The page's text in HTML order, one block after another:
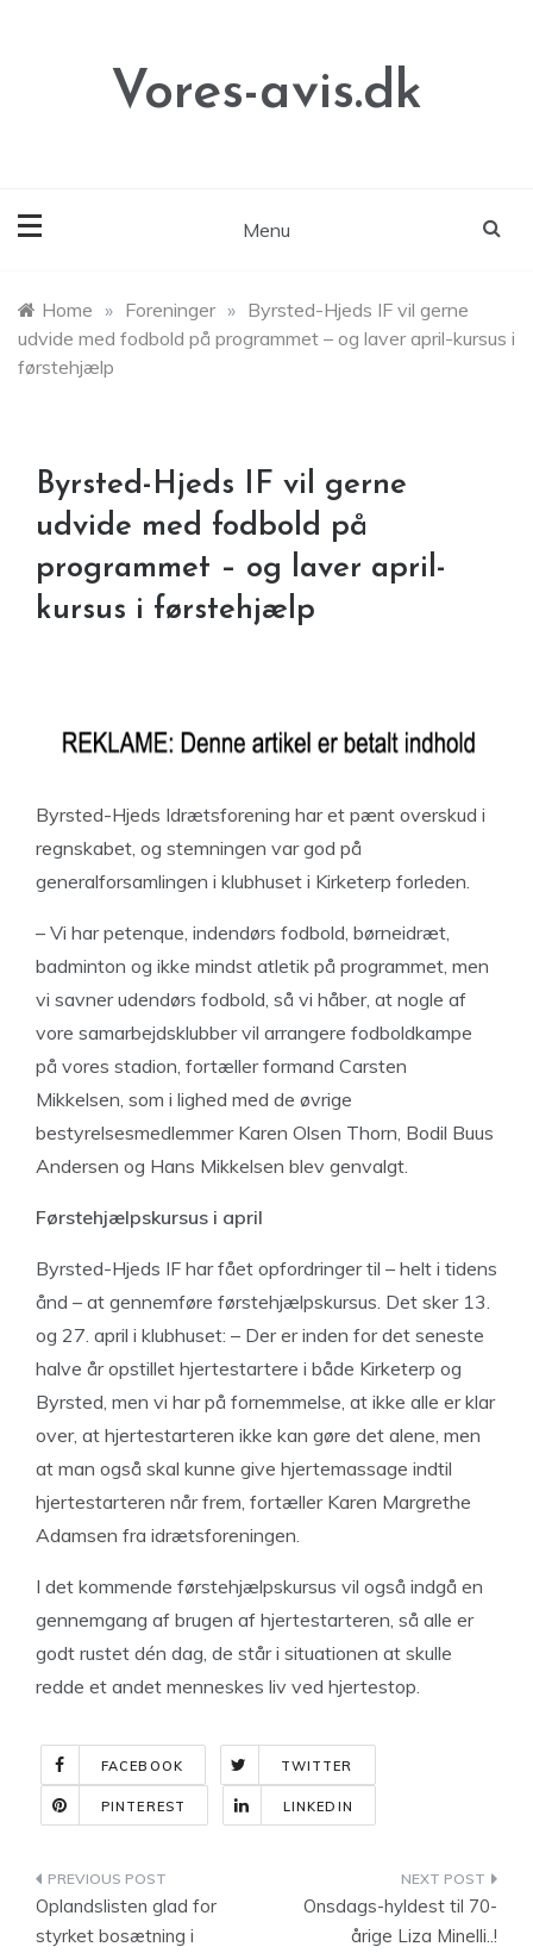
Vores-avis.dk
Menu
Home » Foreninger » Byrsted-Hjeds IF vil gerne
udvide med fodbold på programmet – og laver april-kursus i
førstehjælp
Byrsted-Hjeds IF vil gerne
udvide med fodbold på
programmet – og laver april-
kursus i førstehjælp
Byrsted-Hjeds Idrætsforening har et pænt overskud i
regnskabet, og stemningen var god på
generalforsamlingen i klubhuset i Kirketerp forleden.
– Vi har petenque, indendørs fodbold, børneidræt,
badminton og ikke mindst atletik på programmet, men
vi savner udendørs fodbold, så vi håber, at nogle af
vore samarbejdsklubber vil arrangere fodboldkampe
på vores stadion, fortæller formand Carsten
Mikkelsen, som i lighed med de øvrige
bestyrelsesmedlemmer Karen Olsen Thorn, Bodil Buus
Andersen og Hans Mikkelsen blev genvalgt.
Førstehjælpskursus i april
Byrsted-Hjeds IF har fået opfordringer til – helt i tidens
ånd – at gennemføre førstehjælpskursus. Det sker 13.
og 27. april i klubhuset: – Der er inden for det seneste
halve år opstillet hjertestartere i både Kirketerp og
Byrsted, men vi har på fornemmelse, at ikke alle er klar
over, at hjertestarteren ikke kan gøre det alene, men
at man også skal kunne give hjertemassage indtil
hjertestarteren når frem, fortæller Karen Margrethe
Adamsen fra idrætsforeningen.
I det kommende førstehjælpskursus vil også indgå en
gennemgang af brugen af hjertestarteren, så alle er
godt rustet dén dag, de står i situationen at skulle
redde et andet menneskes liv ved hjertestop.
FACEBOOK TWITTER
PINTEREST LINKEDIN
Indlægsnavigation
Oplandslisten glad for
styrket bosætning i
Onsdags-hyldest til 70-
årige Liza Minelli..!